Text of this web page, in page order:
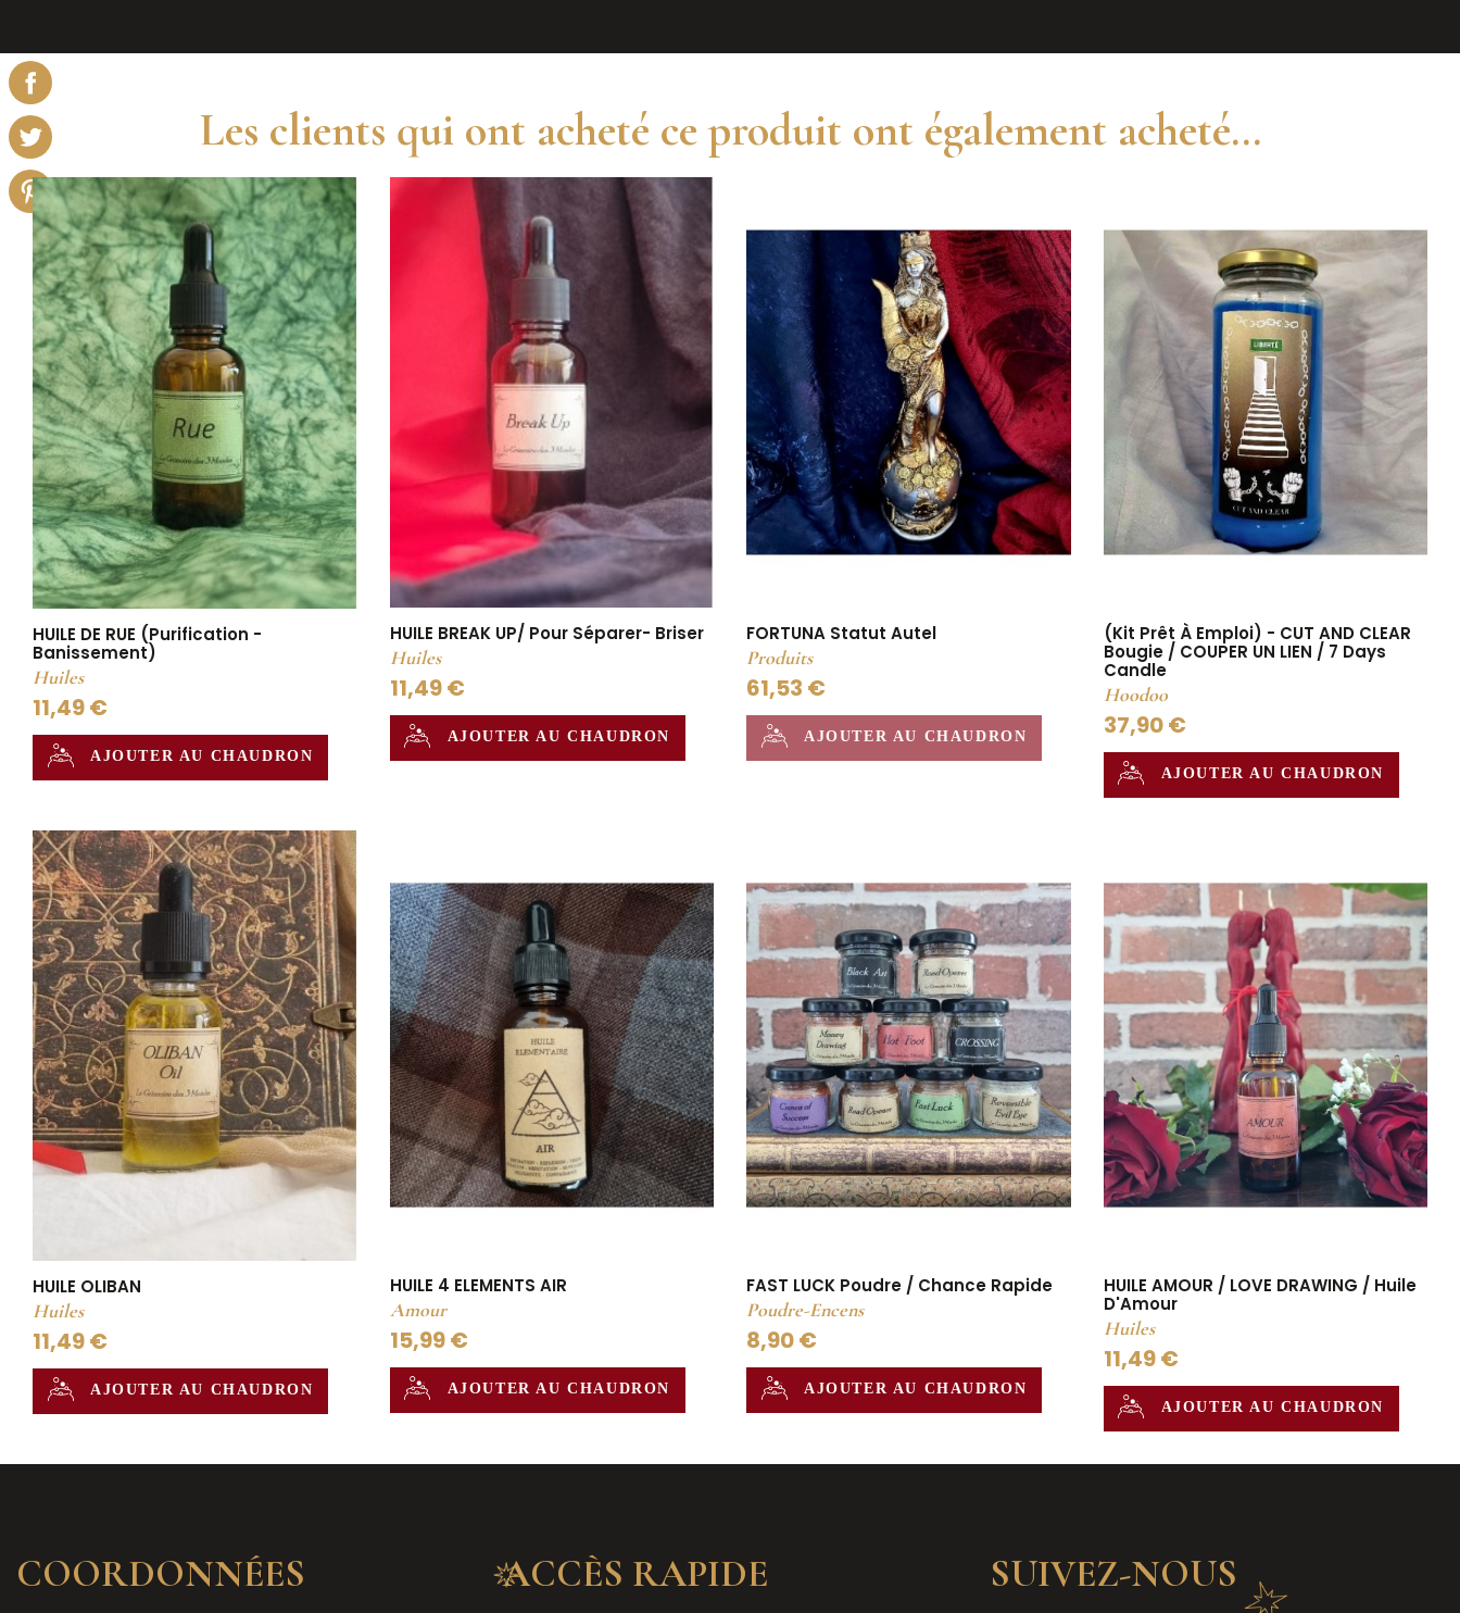
Les clients qui ont acheté ce produit ont également acheté...
HUILE DE RUE (Purification -
Banissement)
Huiles
11,49 €
AJOUTER AU CHAUDRON
HUILE BREAK UP/ Pour Séparer- Briser
Huiles
11,49 €
AJOUTER AU CHAUDRON
FORTUNA Statut Autel
Produits
61,53 €
AJOUTER AU CHAUDRON
(Kit Prêt À Emploi) - CUT AND CLEAR
Bougie / COUPER UN LIEN / 7 Days
Candle
Hoodoo
37,90 €
AJOUTER AU CHAUDRON
HUILE OLIBAN
Huiles
11,49 €
AJOUTER AU CHAUDRON
HUILE 4 ELEMENTS AIR
Amour
15,99 €
AJOUTER AU CHAUDRON
FAST LUCK Poudre / Chance Rapide
Poudre-Encens
8,90 €
AJOUTER AU CHAUDRON
HUILE AMOUR / LOVE DRAWING / Huile
D'Amour
Huiles
11,49 €
AJOUTER AU CHAUDRON
COORDONNÉES ACCÈS RAPIDE SUIVEZ-NOUS